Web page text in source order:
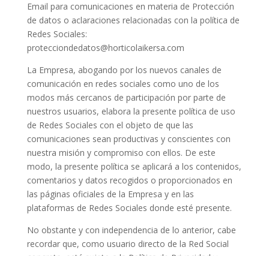
Email para comunicaciones en materia de Protección
de datos o aclaraciones relacionadas con la política de
Redes Sociales:
protecciondedatos@horticolaikersa.com
La Empresa, abogando por los nuevos canales de
comunicación en redes sociales como uno de los
modos más cercanos de participación por parte de
nuestros usuarios, elabora la presente política de uso
de Redes Sociales con el objeto de que las
comunicaciones sean productivas y conscientes con
nuestra misión y compromiso con ellos. De este
modo, la presente política se aplicará a los contenidos,
comentarios y datos recogidos o proporcionados en
las páginas oficiales de la Empresa y en las
plataformas de Redes Sociales donde esté presente.
No obstante y con independencia de lo anterior, cabe
recordar que, como usuario directo de la Red Social